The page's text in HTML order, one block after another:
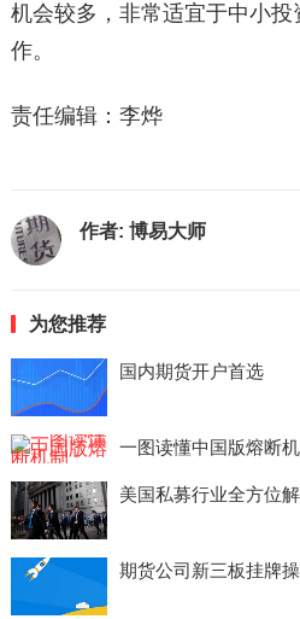
机会较多，非常适宜于中小
作。
责任编辑：李烨
作者: 博易大师
为您推荐
国内期货开户首选
一图读懂中国版熔断机
美国私募行业全方位
期货公司新三板挂牌